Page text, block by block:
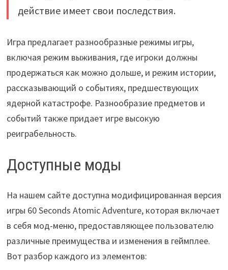
действие имеет свои последствия.
Игра предлагает разнообразные режимы игры,
включая режим выживания, где игроки должны
продержаться как можно дольше, и режим истории,
рассказывающий о событиях, предшествующих
ядерной катастрофе. Разнообразие предметов и
событий также придает игре высокую
реиграбельность.
Доступные моды
На нашем сайте доступна модифицированная версия
игры 60 Seconds Atomic Adventure, которая включает
в себя мод-меню, предоставляющее пользователю
различные преимущества и изменения в геймплее.
Вот разбор каждого из элементов: